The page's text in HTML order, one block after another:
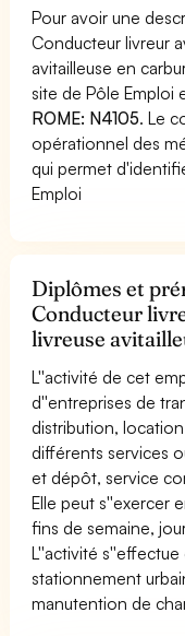
Pour avoir une
Conducteur livreur
avitailleuse en
site de Pôle Emploi
ROME: N4105. Le
opérationnel des
qui permet
Emploi
Diplômes et
Conducteur
livreuse
L''activité de cet
d''entreprises de
distribution,
différents services
et dépôt, service
Elle peut s''exercer
fins de semaine,
L''activité
stationnement
manutention de